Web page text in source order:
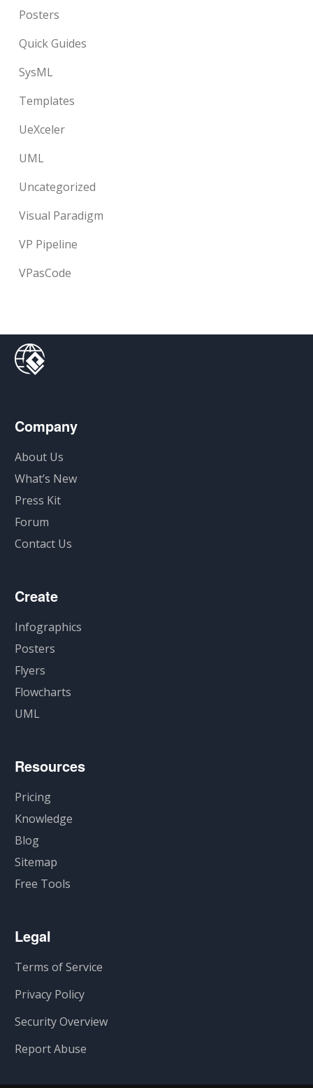
Posters
Quick Guides
SysML
Templates
UeXceler
UML
Uncategorized
Visual Paradigm
VP Pipeline
VPasCode
Company
About Us
What’s New
Press Kit
Forum
Contact Us
Create
Infographics
Posters
Flyers
Flowcharts
UML
Resources
Pricing
Knowledge
Blog
Sitemap
Free Tools
Legal
Terms of Service
Privacy Policy
Security Overview
Report Abuse